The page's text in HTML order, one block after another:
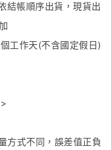
結帳順序出貨，現貨出
工作天(不含國定假日)
方式不同，誤差值正負